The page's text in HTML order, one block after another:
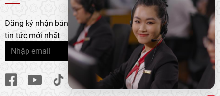
Đăng ký nhận bản tin của chúng tôi để nhận bản cập nhật &
tin tức mới nhất